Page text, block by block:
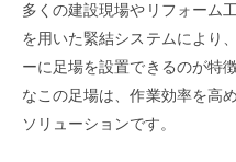
多くの建設現場やリフォーム
を用いた緊結システムにより
ーに足場を設置できるのが特
なこの足場は、作業効率を高
ソリューションです。